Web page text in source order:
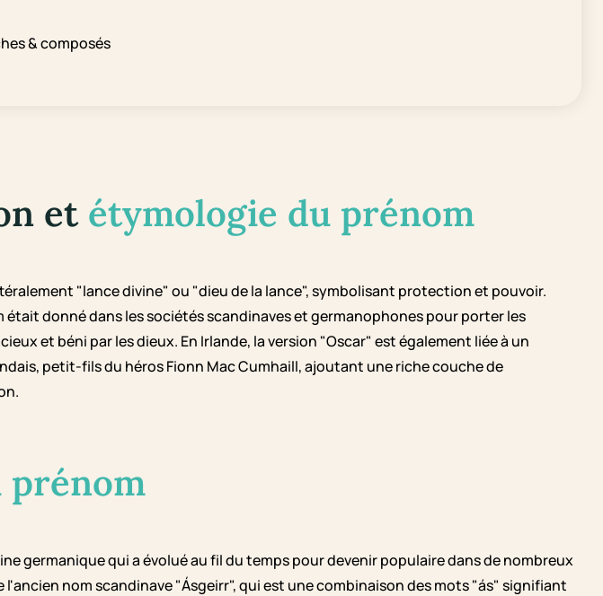
& composés
et étymologie du prénom
"lance divine" ou "dieu de la lance", symbolisant protection et pouvoir.
donné dans les sociétés scandinaves et germanophones pour porter les
et béni par les dieux. En Irlande, la version "Oscar" est également liée à un
petit-fils du héros Fionn Mac Cumhaill, ajoutant une riche couche de
prénom
germanique qui a évolué au fil du temps pour devenir populaire dans de nombreux
l'ancien nom scandinave "Ásgeirr", qui est une combinaison des mots "ás" signifiant